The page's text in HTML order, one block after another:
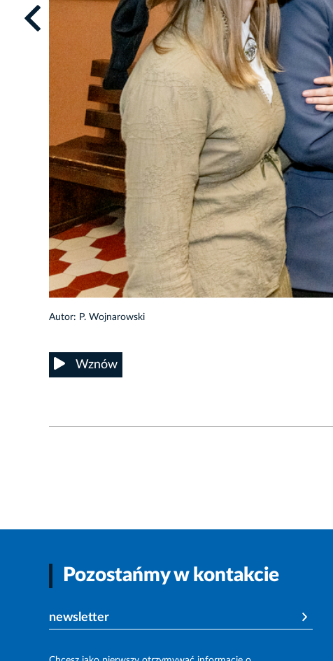
Autor: P. Wojnarowski
Wznów
Pozostańmy w kontakcie
newsletter